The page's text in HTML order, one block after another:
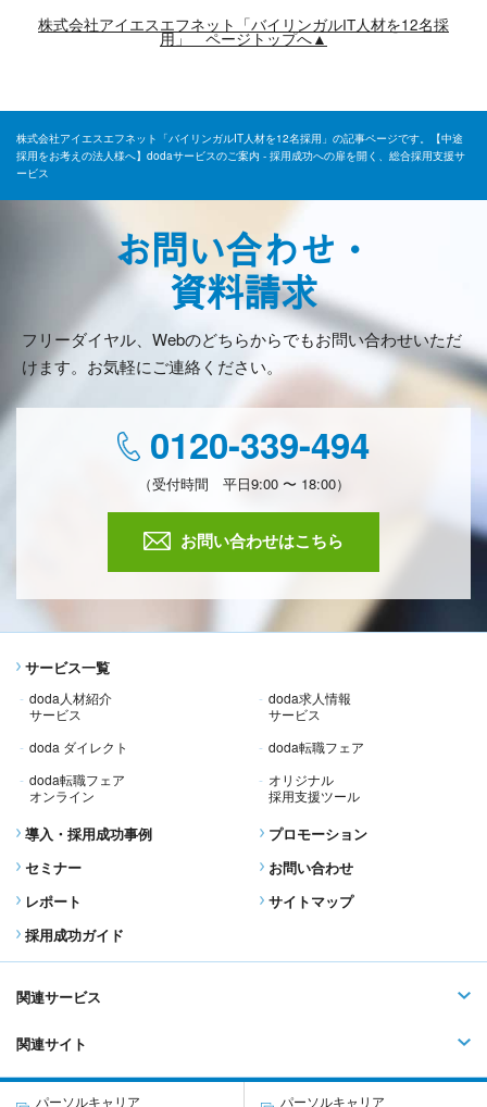
株式会社アイエスエフネット「バイリンガルIT人材を12名採
用」 ページトップへ▲
株式会社アイエスエフネット「バイリンガルIT人材を12名採用」の記事ページです。【中途
採用をお考えの法人様へ】dodaサービスのご案内 - 採用成功への扉を開く、総合採用支援サ
ービス
お問い合わせ・
資料請求
フリーダイヤル、Webのどちらからでもお問い合わせいただ
けます。お気軽にご連絡ください。
0120-339-494
（受付時間 平日9:00 〜 18:00）
お問い合わせはこちら
サービス一覧
doda人材紹介
サービス
doda求人情報
サービス
doda ダイレクト
doda転職フェア
doda転職フェア
オンライン
オリジナル
採用支援ツール
導入・採用成功事例
セミナー
レポート
採用成功ガイド
プロモーション
お問い合わせ
サイトマップ
関連サービス
関連サイト
パーソルキャリア パーソルキャリア